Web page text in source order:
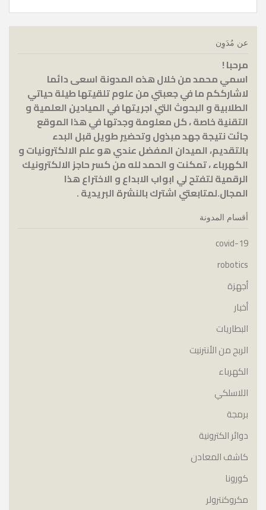
عن مُدَوِن
مرحبا !
اسمي محمد من خلال هذه المدونة اسعى دائما
لاشارككم ما في جعبتي من علوم تلقيتها طيلة حياتي
الطلابية و البحوث التي اجريتها في الميادين العلمية و
التقنية خاصة ، كل معلومة وجدتها في هذا الموقع
جائت نتيجة جهد مبذول وتحضير طويل قبل البدء
بالتقديم، الميدان المفضل عندي هو علم الالكترونيات و
الكهرباء ، تمكنت و الحمد لله من كسر حاجز الالكترونيك
الرقمية لتفتح لي ابواب الابداع و الاختراع هذا
المجال.لمتابعتي اشترك بالنشرة البريدية .
أقسام المدونة
covid-19
robotics
أجهزة
أخبار
البطاريات
الربح من الأنترنيت
الكهرباء
اللاسلكي
برمجة
دوائر الكترونية
كاشف المعادن
كورونا
مكروكنترولر